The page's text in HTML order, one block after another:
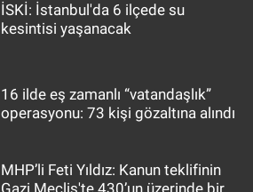
İSKİ: İstanbul'da 6 ilçede su
kesintisi yaşanacak
16 ilde eş zamanlı “vatandaşlık”
operasyonu: 73 kişi gözaltına alındı
MHP’li Feti Yıldız: Kanun teklifinin
Gazi Meclis'te 430’un üzerinde bir